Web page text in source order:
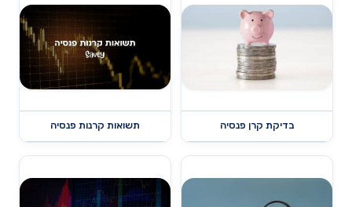
בדיקת קרן פנסיה תשואות קרנות פנסיה